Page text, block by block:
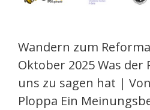
Wandern zum
Oktober 2025 Was
uns zu sagen hat |
Ploppa Ein